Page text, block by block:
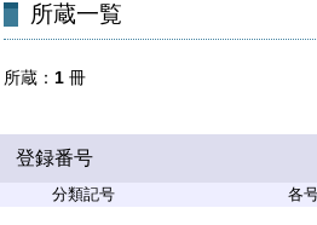
所蔵一覧
所蔵 1 冊
登録番号
分類記号 各